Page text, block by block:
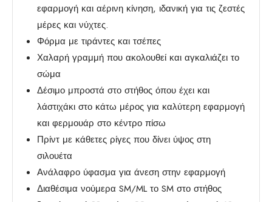
εφαρμογή και αέρινη κίνηση, ιδανική για τις ζεστές
μέρες και νύχτες.
Φόρμα με τιράντες και τσέπες
Χαλαρή γραμμή που ακολουθεί και αγκαλιάζει το
σώμα
Δέσιμο μπροστά στο στήθος όπου έχει και
λάστιχάκι στο κάτω μέρος για καλύτερη εφαρμογή
και φερμουάρ στο κέντρο πίσω
Πρίντ με κάθετες ρίγες που δίνει ύψος στη
σιλουέτα
Ανάλαφρο ύφασμα για άνεση στην εφαρμογή
Διαθέσιμα νούμερα SM/ML το SM στο στήθος